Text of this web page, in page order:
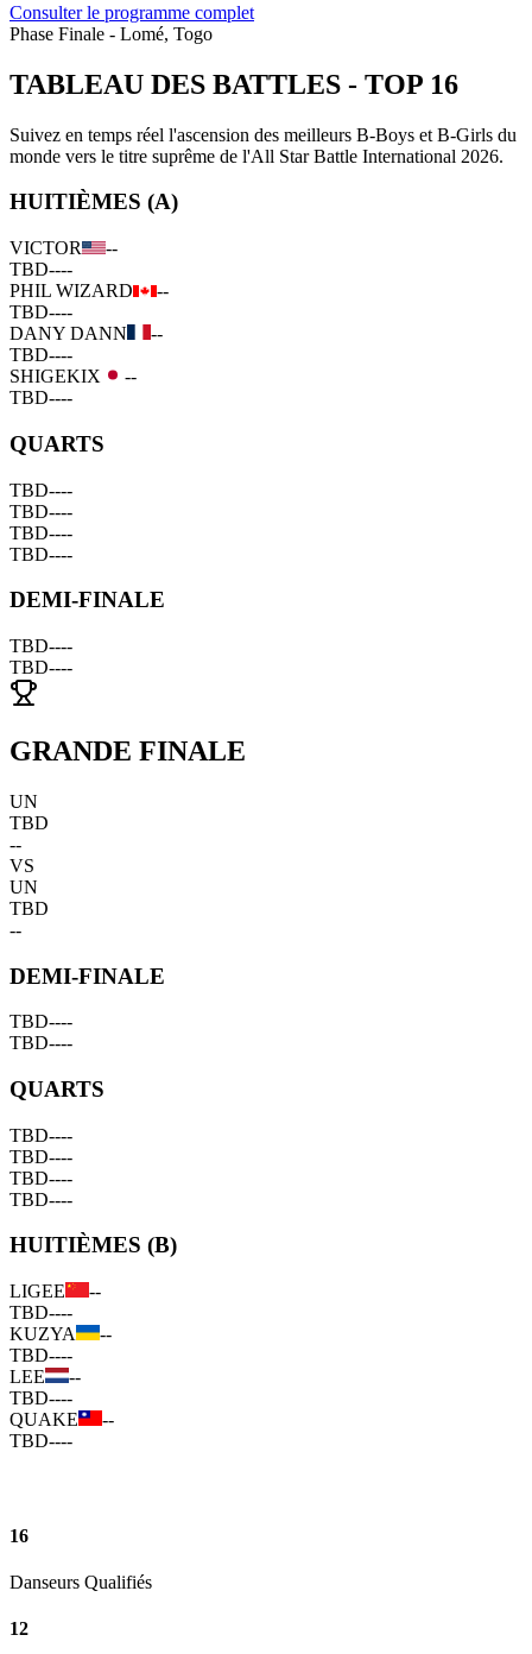
Consulter le programme complet
Phase Finale - Lomé, Togo
TABLEAU DES BATTLES - TOP 16
Suivez en temps réel l'ascension des meilleurs B-Boys et B-Girls du
monde vers le titre suprême de l'All Star Battle International 2026.
HUITIÈMES (A)
VICTOR
--
TBD----
PHIL WIZARD
--
TBD----
DANY DANN
--
TBD----
SHIGEKIX
--
TBD----
QUARTS
TBD----
TBD----
TBD----
TBD----
DEMI-FINALE
TBD----
TBD----
GRANDE FINALE
UN
TBD
--
VS
UN
TBD
--
DEMI-FINALE
TBD----
TBD----
QUARTS
TBD----
TBD----
TBD----
TBD----
HUITIÈMES (B)
LIGEE
--
TBD----
KUZYA
--
TBD----
LEE
--
TBD----
QUAKE
--
TBD----
16
Danseurs Qualifiés
12